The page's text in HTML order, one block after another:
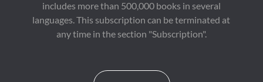
que la descartó con
tanta
facilidad. Cuando el
destino los pone cara a
que su rechazo creó.
La compañera a la que
includes more than 500,000 books in several
languages. This subscription can be terminated at
any time in the section "Subscription".